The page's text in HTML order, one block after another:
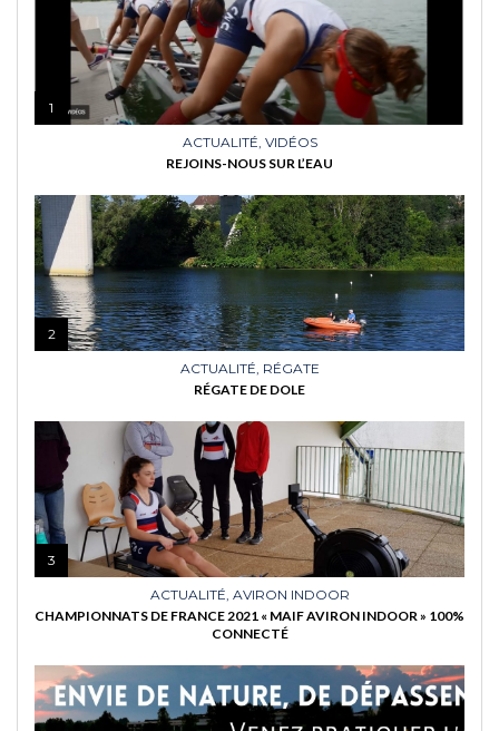
1
ACTUALITÉ, VIDÉOS
REJOINS-NOUS SUR L’EAU
2
ACTUALITÉ, RÉGATE
RÉGATE DE DOLE
3
ACTUALITÉ, AVIRON INDOOR
CHAMPIONNATS DE FRANCE 2021 « MAIF AVIRON INDOOR » 100%
CONNECTÉ